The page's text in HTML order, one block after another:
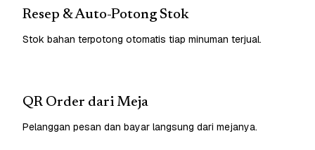
Resep & Auto-Potong Stok
Stok bahan terpotong otomatis tiap minuman terjual.
QR Order dari Meja
Pelanggan pesan dan bayar langsung dari mejanya.